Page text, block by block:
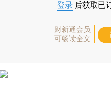
登录 后获取已
财新通会员
可畅读全文